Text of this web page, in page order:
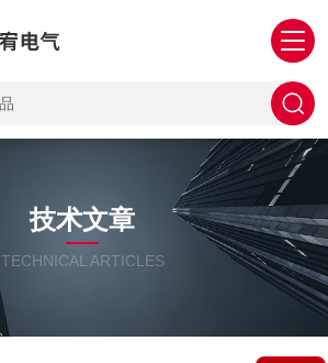
技术文章
TECHNICAL ARTICLES